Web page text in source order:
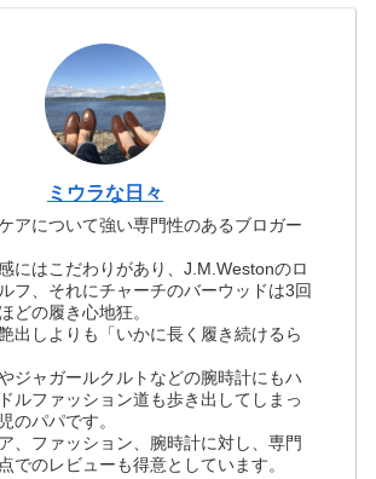
ミウラな日々
アについて強い専門性のあるブロガー
にはこだわりがあり、J.M.Westonのロ
フ、それにチャーチのバーウッドは3回
どの履き心地狂。
出しよりも「いかに長く履き続けるら
ジャガールクルトなどの腕時計にもハ
ルファッション道も歩き出してしまっ
のパパです。
、ファッション、腕時計に対し、専門
でのレビューも得意としています。